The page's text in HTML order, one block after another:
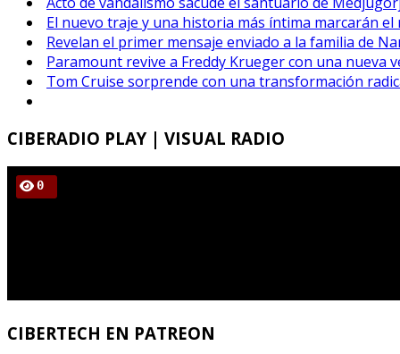
El nuevo traje y una historia más íntima marcarán
Revelan el primer mensaje enviado a la familia de
Paramount revive a Freddy Krueger con una nueva
Tom Cruise sorprende con una transformación
CIBERADIO PLAY | VISUAL RADIO
CIBERTECH EN PATREON